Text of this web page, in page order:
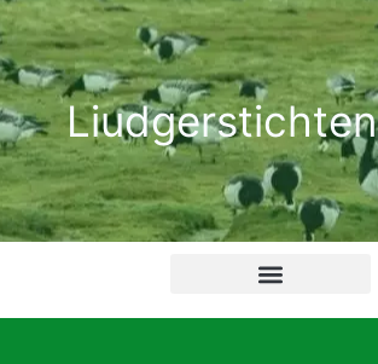
Ga
naar
de
inhoudLiudgerstichten